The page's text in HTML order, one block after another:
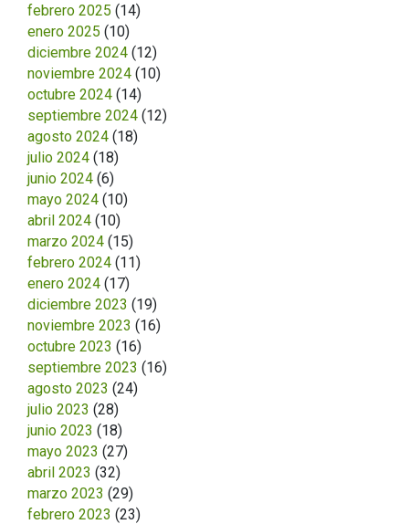
febrero 2025 (14)
enero 2025 (10)
diciembre 2024 (12)
noviembre 2024 (10)
octubre 2024 (14)
septiembre 2024 (12)
agosto 2024 (18)
julio 2024 (18)
junio 2024 (6)
mayo 2024 (10)
abril 2024 (10)
marzo 2024 (15)
febrero 2024 (11)
enero 2024 (17)
diciembre 2023 (19)
noviembre 2023 (16)
octubre 2023 (16)
septiembre 2023 (16)
agosto 2023 (24)
julio 2023 (28)
junio 2023 (18)
mayo 2023 (27)
abril 2023 (32)
marzo 2023 (29)
febrero 2023 (23)